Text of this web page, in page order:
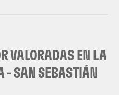
VALORADAS EN LA
- SAN SEBASTIÁN